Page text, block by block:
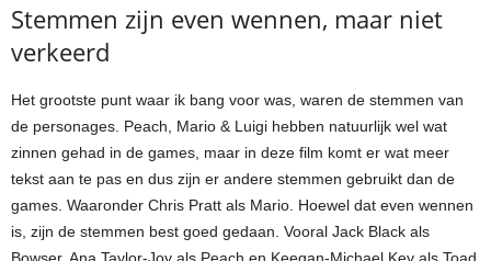
Stemmen zijn even wennen, maar niet
verkeerd
Het grootste punt waar ik bang voor was, waren de stemmen van
de personages. Peach, Mario & Luigi hebben natuurlijk wel wat
zinnen gehad in de games, maar in deze film komt er wat meer
tekst aan te pas en dus zijn er andere stemmen gebruikt dan de
games. Waaronder Chris Pratt als Mario. Hoewel dat even wennen
is, zijn de stemmen best goed gedaan. Vooral Jack Black als
Bowser, Ana Taylor-Joy als Peach en Keegan-Michael Key als Toad